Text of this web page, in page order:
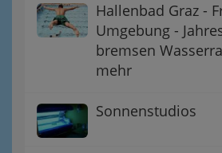
Hallenbad Graz -
Umgebung -
bremsen
mehr
Sonnenstudios